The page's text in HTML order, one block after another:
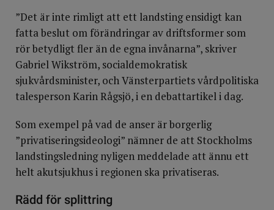
”Det är inte rimligt att ett landsting ensidigt kan
fatta beslut om förändringar av driftsformer som
rör betydligt fler än de egna invånarna”, skriver
Gabriel Wikström, socialdemokratisk
sjukvårdsminister, och Vänsterpartiets vårdpolitiska
talesperson Karin Rågsjö, i en debattartikel i dag.
Som exempel på vad de anser är borgerlig
”privatiseringsideologi” nämner de att Stockholms
landstingsledning nyligen meddelade att ännu ett
helt akutsjukhus i regionen ska privatiseras.
Rädd för splittring